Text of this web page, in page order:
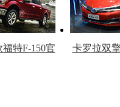
特F-150官
卡罗拉双